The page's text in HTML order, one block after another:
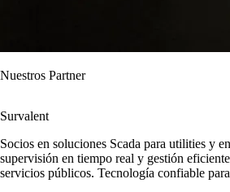
Nuestros Partner
Claroty
Partner especializado en ciberseguridad para
Ofrecemos monitoreo continuo y detección
sistemas Scada. Protección total para